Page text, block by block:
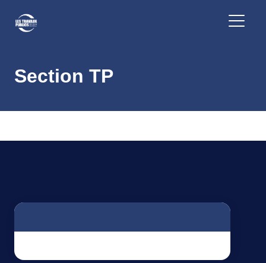
Section TP